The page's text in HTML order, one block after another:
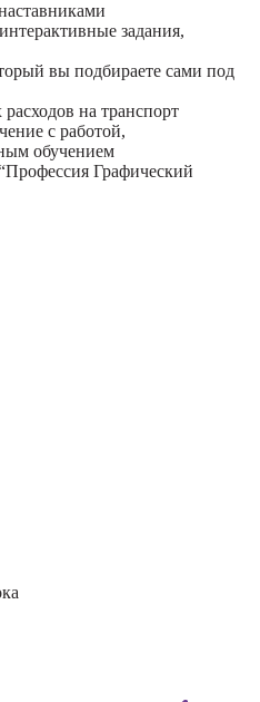
задания,
вы подбираете сами под
на транспорт
с работой,
обучением
Графический